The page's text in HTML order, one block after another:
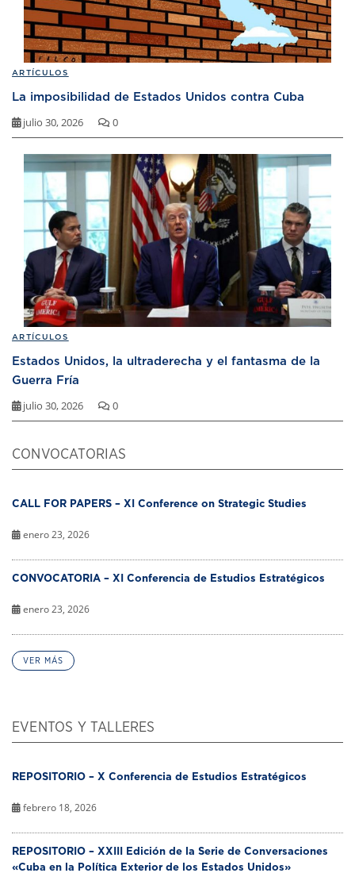
ARTÍCULOS
La imposibilidad de Estados Unidos contra Cuba
julio 30, 2026 0
ARTÍCULOS
Estados Unidos, la ultraderecha y el fantasma de la
Guerra Fría
julio 30, 2026 0
CONVOCATORIAS
CALL FOR PAPERS – XI Conference on Strategic Studies
enero 23, 2026
CONVOCATORIA – XI Conferencia de Estudios Estratégicos
enero 23, 2026
VER MÁS
EVENTOS Y TALLERES
REPOSITORIO – X Conferencia de Estudios Estratégicos
febrero 18, 2026
REPOSITORIO – XXIII Edición de la Serie de Conversaciones
«Cuba en la Política Exterior de los Estados Unidos»